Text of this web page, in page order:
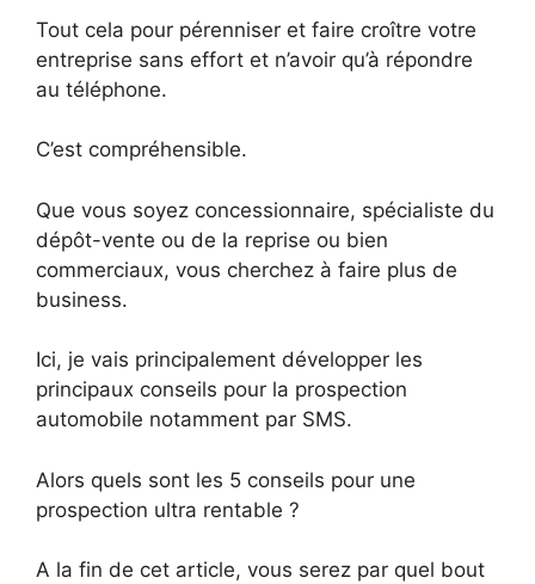
Tout cela pour pérenniser et faire croître votre
entreprise sans effort et n’avoir qu’à répondre
au téléphone.
C’est compréhensible.
Que vous soyez concessionnaire, spécialiste du
dépôt-vente ou de la reprise ou bien
commerciaux, vous cherchez à faire plus de
business.
Ici, je vais principalement développer les
principaux conseils pour la prospection
automobile notamment par SMS.
Alors quels sont les 5 conseils pour une
prospection ultra rentable ?
A la fin de cet article, vous serez par quel bout